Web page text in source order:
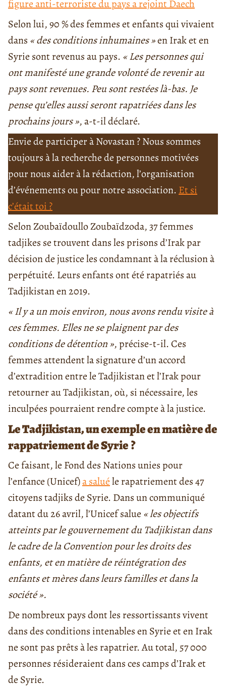
figure anti-terroriste du pays a rejoint Daech
Selon lui, 90 % des femmes et enfants qui vivaient
dans « des conditions inhumaines »en Irak et en
Syrie sont revenus au pays. « Les personnes qui
ont manifesté une grande volonté de revenir au
pays sont revenues. Peu sont restées là-bas. Je
pense qu’elles aussi seront rapatriées dans les
prochains jours », a-t-il déclaré.
Envie de participer à Novastan ? Nous sommes
toujours à la recherche de personnes motivées
pour nous aider à la rédaction, l’organisation
d’événements ou pour notre association. Et si
c’était toi ?
Selon Zoubaïdoullo Zoubaïdzoda, 37 femmes
tadjikes se trouvent dans les prisons d’Irak par
décision de justice les condamnant à la réclusion à
perpétuité. Leurs enfants ont été rapatriés au
Tadjikistan en 2019.
« Il y a un mois environ, nous avons rendu visite à
ces femmes. Elles ne se plaignent par des
conditions de détention », précise-t-il. Ces
femmes attendent la signature d’un accord
d’extradition entre le Tadjikistan et l’Irak pour
retourner au Tadjikistan, où, si nécessaire, les
inculpées pourraient rendre compte à la justice.
Le Tadjikistan, un exemple en matière de
rappatriement de Syrie?
Ce faisant, le Fond des Nations unies pour
l’enfance (Unicef)a saluéle rapatriement des 47
citoyens tadjiks de Syrie. Dans un communiqué
datant du 26 avril, l’Unicef salue « les objectifs
atteints par le gouvernement du Tadjikistan dans
le cadre de la Convention pour les droits des
enfants, et en matière de réintégration des
enfants et mères dans leurs familles et dans la
société ».
De nombreux pays dont les ressortissants vivent
dans des conditions intenables en Syrie et en Irak
ne sont pas prêts à les rapatrier. Au total, 57 000
personnes résideraient dans ces camps d’Irak et
de Syrie.